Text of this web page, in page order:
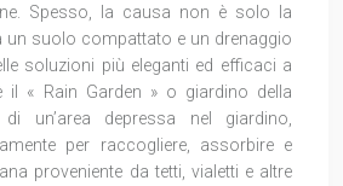
Spesso, la causa non è solo la
un suolo compattato e un drenaggio
soluzioni più eleganti ed efficaci a
il « Rain Garden » o giardino della
un’area depressa nel giardino,
per raccogliere, assorbire e
proveniente da tetti, vialetti e altre